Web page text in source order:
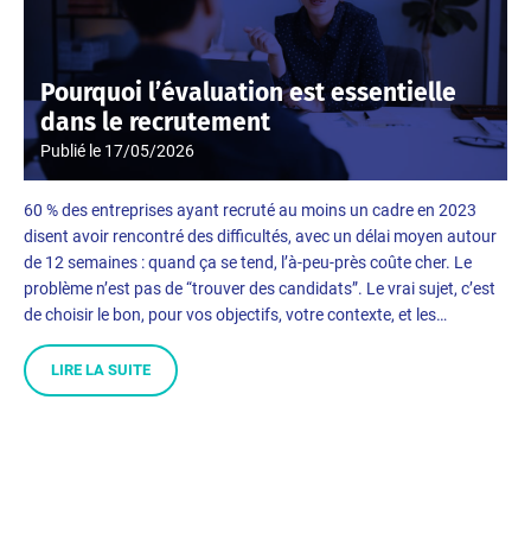
Pourquoi l’évaluation est essentielle
dans le recrutement
Publié le 17/05/2026
60 % des entreprises ayant recruté au moins un cadre en 2023
disent avoir rencontré des difficultés, avec un délai moyen autour
de 12 semaines : quand ça se tend, l’à-peu-près coûte cher. Le
problème n’est pas de “trouver des candidats”. Le vrai sujet, c’est
de choisir le bon, pour vos objectifs, votre contexte, et les…
LIRE LA SUITE